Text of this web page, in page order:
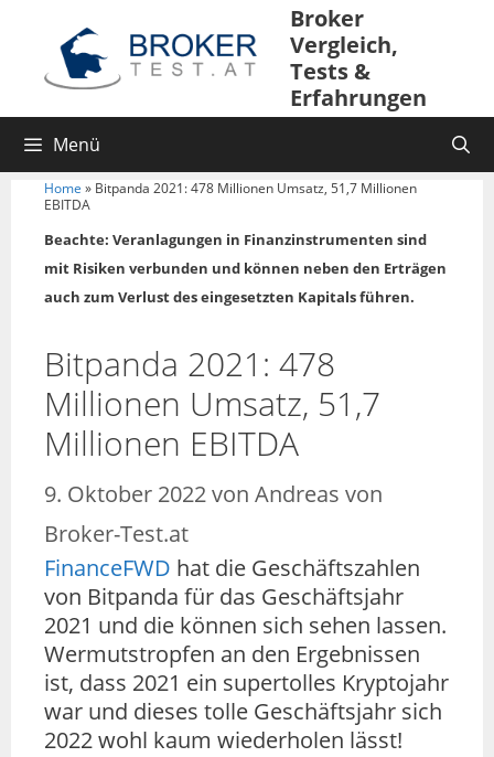
Broker
Vergleich,
Tests &
Erfahrungen
Menü
Home » Bitpanda 2021: 478 Millionen Umsatz, 51,7 Millionen
EBITDA
Beachte: Veranlagungen in Finanzinstrumenten sind
mit Risiken verbunden und können neben den Erträgen
auch zum Verlust des eingesetzten Kapitals führen.
Bitpanda 2021: 478
Millionen Umsatz, 51,7
Millionen EBITDA
9. Oktober 2022von Andreas von
Broker-Test.at
FinanceFWD hat die Geschäftszahlen
von Bitpanda für das Geschäftsjahr
2021 und die können sich sehen lassen.
Wermutstropfen an den Ergebnissen
ist, dass 2021 ein supertolles Kryptojahr
war und dieses tolle Geschäftsjahr sich
2022 wohl kaum wiederholen lässt!